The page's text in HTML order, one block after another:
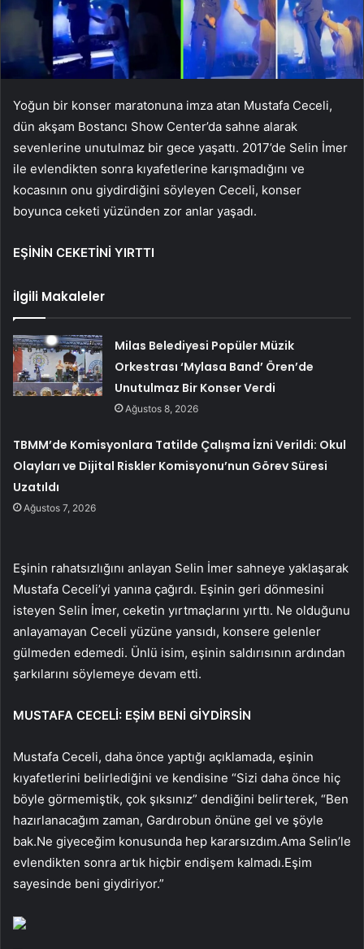
Yoğun bir konser maratonuna imza atan Mustafa Ceceli,
dün akşam Bostancı Show Center’da sahne alarak
sevenlerine unutulmaz bir gece yaşattı. 2017’de Selin İmer
ile evlendikten sonra kıyafetlerine karışmadığını ve
kocasının onu giydirdiğini söyleyen Ceceli, konser
boyunca ceketi yüzünden zor anlar yaşadı.
EŞİNİN CEKETİNİ YIRTTI
İlgili Makaleler
Milas Belediyesi Popüler Müzik
Orkestrası ‘Mylasa Band’ Ören’de
Unutulmaz Bir Konser Verdi
Ağustos 8, 2026
TBMM’de Komisyonlara Tatilde Çalışma İzni Verildi: Okul
Olayları ve Dijital Riskler Komisyonu’nun Görev Süresi
Uzatıldı
Ağustos 7, 2026
Eşinin rahatsızlığını anlayan Selin İmer sahneye yaklaşarak
Mustafa Ceceli’yi yanına çağırdı. Eşinin geri dönmesini
isteyen Selin İmer, ceketin yırtmaçlarını yırttı. Ne olduğunu
anlayamayan Ceceli yüzüne yansıdı, konsere gelenler
gülmeden edemedi. Ünlü isim, eşinin saldırısının ardından
şarkılarını söylemeye devam etti.
MUSTAFA CECELİ: EŞİM BENİ GİYDİRSİN
Mustafa Ceceli, daha önce yaptığı açıklamada, eşinin
kıyafetlerini belirlediğini ve kendisine “Sizi daha önce hiç
böyle görmemiştik, çok şıksınız” dendiğini belirterek, “Ben
hazırlanacağım zaman, Gardırobun önüne gel ve şöyle
bak.Ne giyeceğim konusunda hep kararsızdım.Ama Selin’le
evlendikten sonra artık hiçbir endişem kalmadı.Eşim
sayesinde beni giydiriyor.”